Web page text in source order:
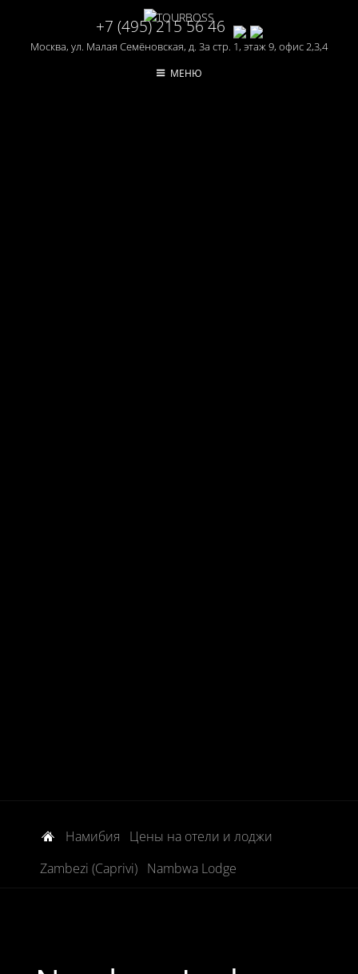
+7 (495) 215 56 46
Москва, ул. Малая Семёновская, д. 3а стр. 1, этаж 9, офис 2,3,4
МЕНЮ
Намибия
Цены на отели и лоджи
Zambezi (Caprivi)
Nambwa Lodge